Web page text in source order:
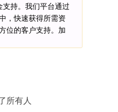
持。我们平台通过
，快速获得所需资
位的客户支持。加
所有人